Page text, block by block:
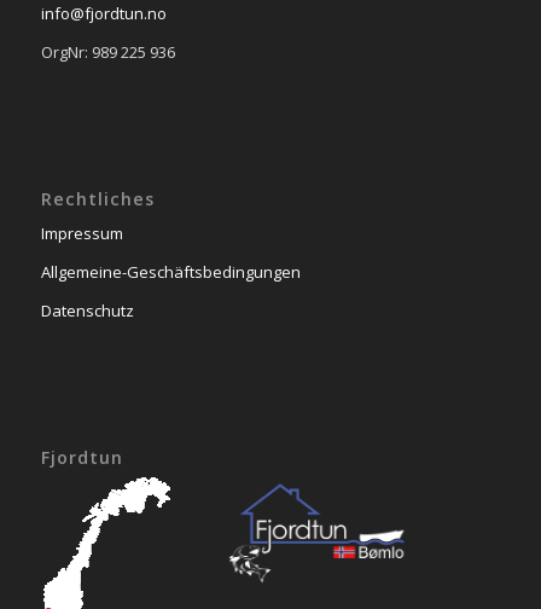
info@fjordtun.no
OrgNr: 989 225 936
Rechtliches
Impressum
Allgemeine-Geschäftsbedingungen
Datenschutz
Fjordtun